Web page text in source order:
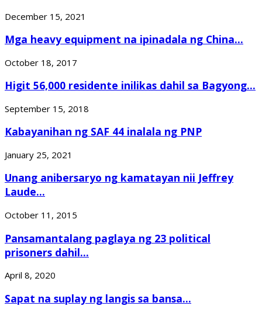
December 15, 2021
Mga heavy equipment na ipinadala ng China...
October 18, 2017
Higit 56,000 residente inilikas dahil sa Bagyong...
September 15, 2018
Kabayanihan ng SAF 44 inalala ng PNP
January 25, 2021
Unang anibersaryo ng kamatayan nii Jeffrey
Laude...
October 11, 2015
Pansamantalang paglaya ng 23 political
prisoners dahil...
April 8, 2020
Sapat na suplay ng langis sa bansa...